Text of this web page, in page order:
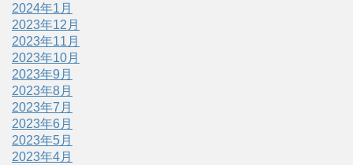
2024年1月
2023年12月
2023年11月
2023年10月
2023年9月
2023年8月
2023年7月
2023年6月
2023年5月
2023年4月